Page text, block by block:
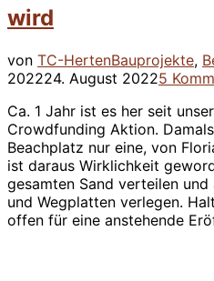
wird
von TC-HertenBauprojekte,
202224. August 20225
Ca. 1 Jahr ist es her seit
Crowdfunding Aktion.
Beachplatz nur eine, von
ist daraus Wirklichkeit
gesamten Sand verteilen
und Wegplatten verlegen.
offen für eine anstehende